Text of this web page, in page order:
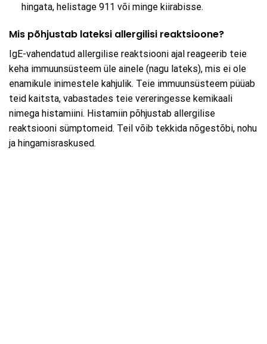
hingata, helistage 911 või minge kiirabisse.
Mis põhjustab lateksi allergilisi reaktsioone?
IgE-vahendatud allergilise reaktsiooni ajal reageerib teie
keha immuunsüsteem üle ainele (nagu lateks), mis ei ole
enamikule inimestele kahjulik. Teie immuunsüsteem püüab
teid kaitsta, vabastades teie vereringesse kemikaali
nimega histamiini. Histamiin põhjustab allergilise
reaktsiooni sümptomeid. Teil võib tekkida nõgestõbi, nohu
ja hingamisraskused.